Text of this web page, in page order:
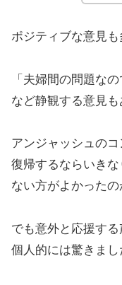
ポジティブな意見も
「夫婦間の問題な
など静観する意見も
アンジャッシュの
復帰するならいき
ない方がよかったの
でも意外と応援する
個人的には驚きまし